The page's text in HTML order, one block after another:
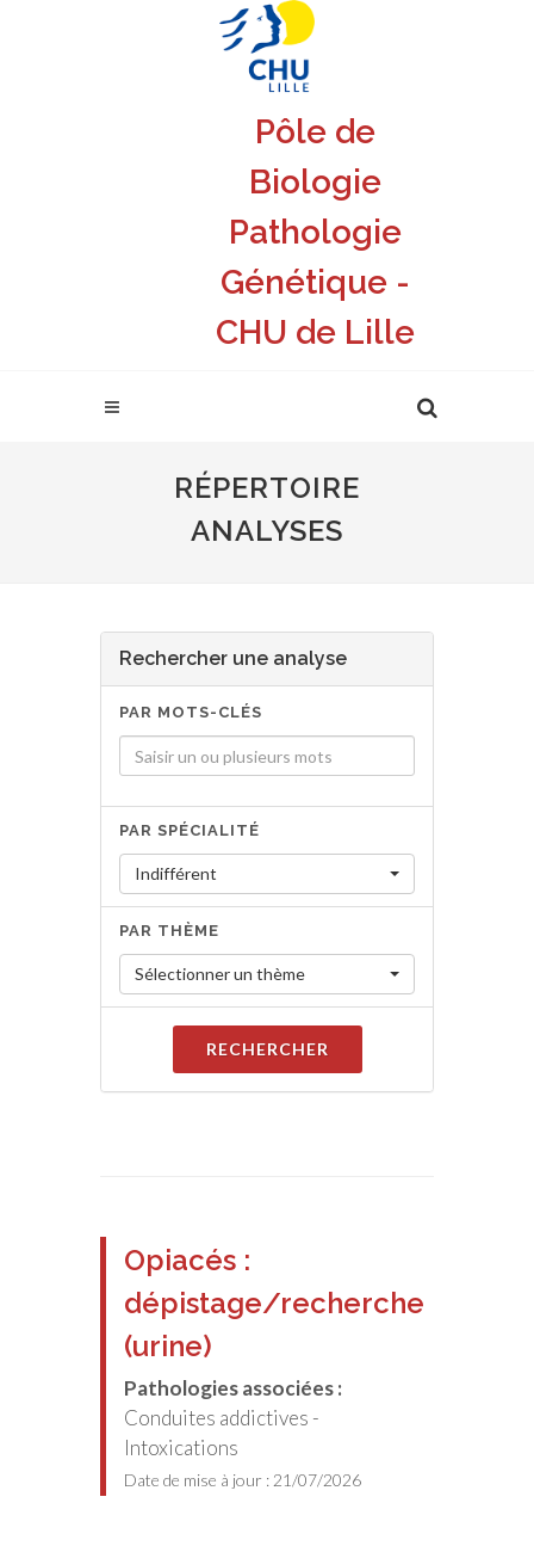
Pôle de
Biologie
Pathologie
Génétique -
CHU de Lille
RÉPERTOIRE
ANALYSES
Rechercher une analyse
PAR MOTS-CLÉS
PAR SPÉCIALITÉ
Indifférent
PAR THÈME
Sélectionner un thème
RECHERCHER
Opiacés :
dépistage/recherche
(urine)
Pathologies associées :
Conduites addictives -
Intoxications
Date de mise à jour : 21/07/2026